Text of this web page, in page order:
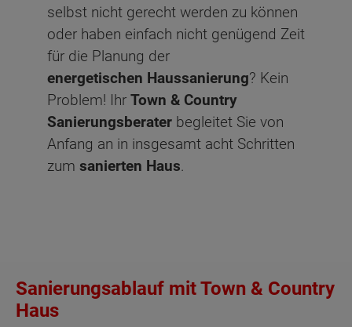
selbst nicht gerecht werden zu können
oder haben einfach nicht genügend Zeit
für die Planung der
energetischen Haussanierung? Kein
Problem! Ihr Town & Country
Sanierungsberater begleitet Sie von
Anfang an in insgesamt acht Schritten
zum sanierten Haus.
Sanierungsablauf mit Town & Country
Haus